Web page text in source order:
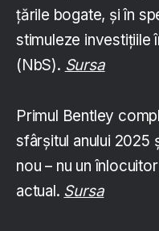
țările bogate, și în
stimuleze investițiile
(NbS). Sursa
Primul Bentley
sfârșitul anului 2025
nou – nu un
actual. Sursa